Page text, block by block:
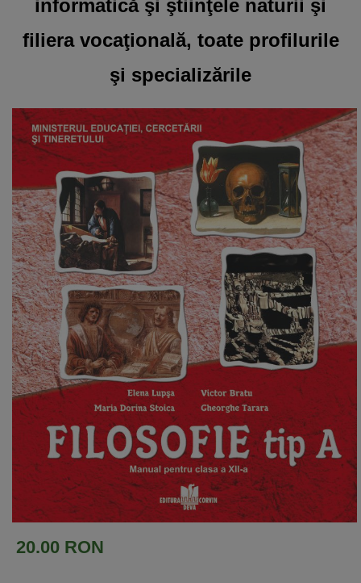
informatică şi ştiinţele naturii şi
filiera vocaţională, toate profilurile
şi specializările
20.00 RON